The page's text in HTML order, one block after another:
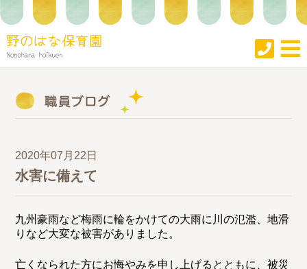
2020年07月22日
水害に備えて
九州豪雨など梅雨に輪をかけての大雨に川の氾濫、地滑
りなど大変な被害がありました。
亡くなられた方にお悔やみを申し上げるとともに、被災